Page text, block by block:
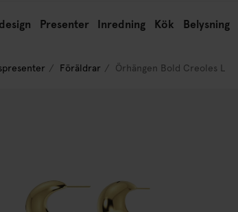
Presenter Inredning Kök Belysning
Föräldrar Örhängen Bold Creoles L